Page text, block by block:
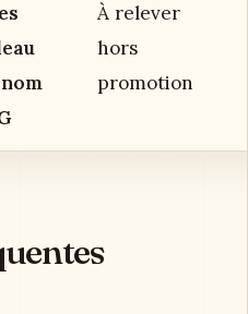
À relever
hors
promotion